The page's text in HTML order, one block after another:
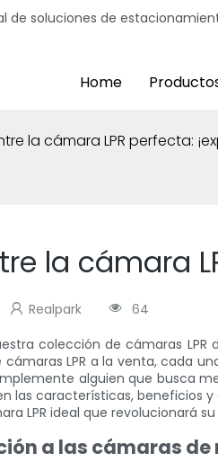
de soluciones de
Home
la cámara LPR perfecta:
la cámara
Realpark
64
colección de cámaras
LPR a la venta, cada
alguien que busca
las características, beneficios
LPR ideal que revolucionará
a las cámaras